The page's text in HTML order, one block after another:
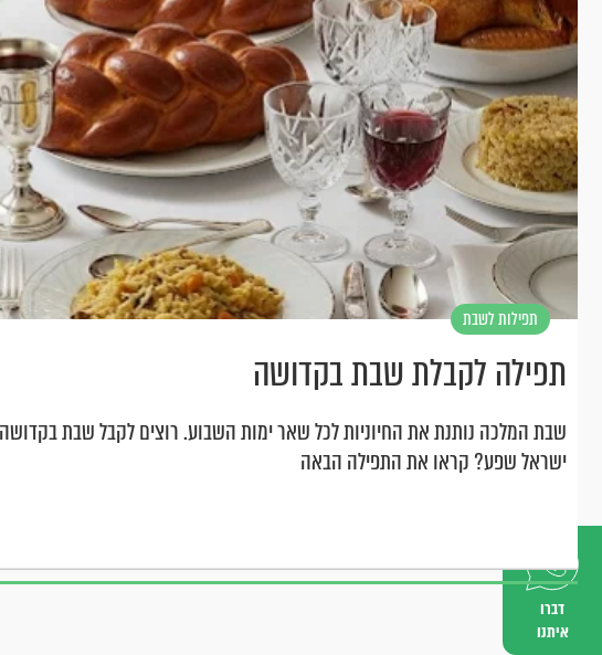
דברו
איתנו
תפילות לשבת
תפילה לקבלת שבת בקדושה
שבת המלכה נותנת את החיוניות לכל שאר ימות השבוע. רוצים לקבל שבת
ישראל שפע? קראו את התפילה הבאה